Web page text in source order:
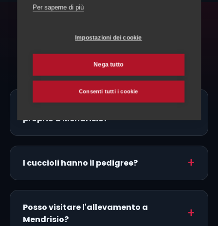
Domande frequenti
Ci sono allevatori di Pastore dei Pirenei
proprio a Mendrisio?
I cuccioli hanno il pedigree?
Posso visitare l'allevamento a
Mendrisio?
Per saperne di più
Impostazioni dei cookie
Nega tutto
Consenti tutti i cookie